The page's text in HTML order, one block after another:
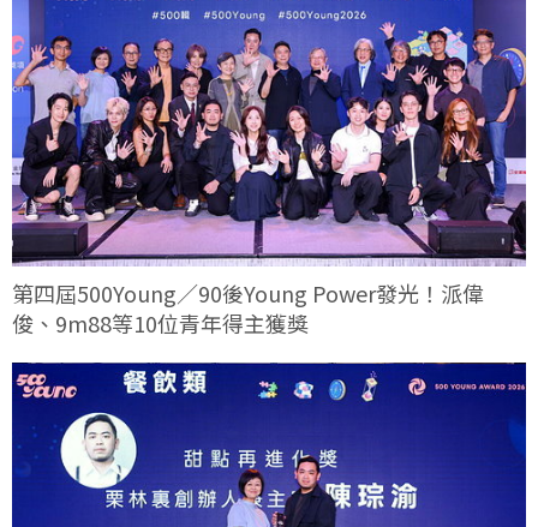
第四屆500Young／90後Young Power發光！派偉
俊、9m88等10位青年得主獲獎